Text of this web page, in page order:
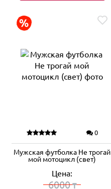
0
Мужская футболка Не трогай
мой мотоцикл (свет)
Цена:
6000₸